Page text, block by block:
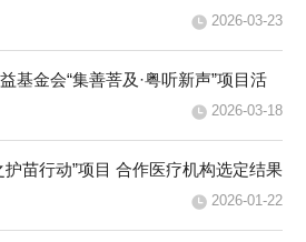
2026-03-23
基金会“集善菩及·粤听新声”项目活
2026-03-18
护苗行动”项目 合作医疗机构选定结果
2026-01-22